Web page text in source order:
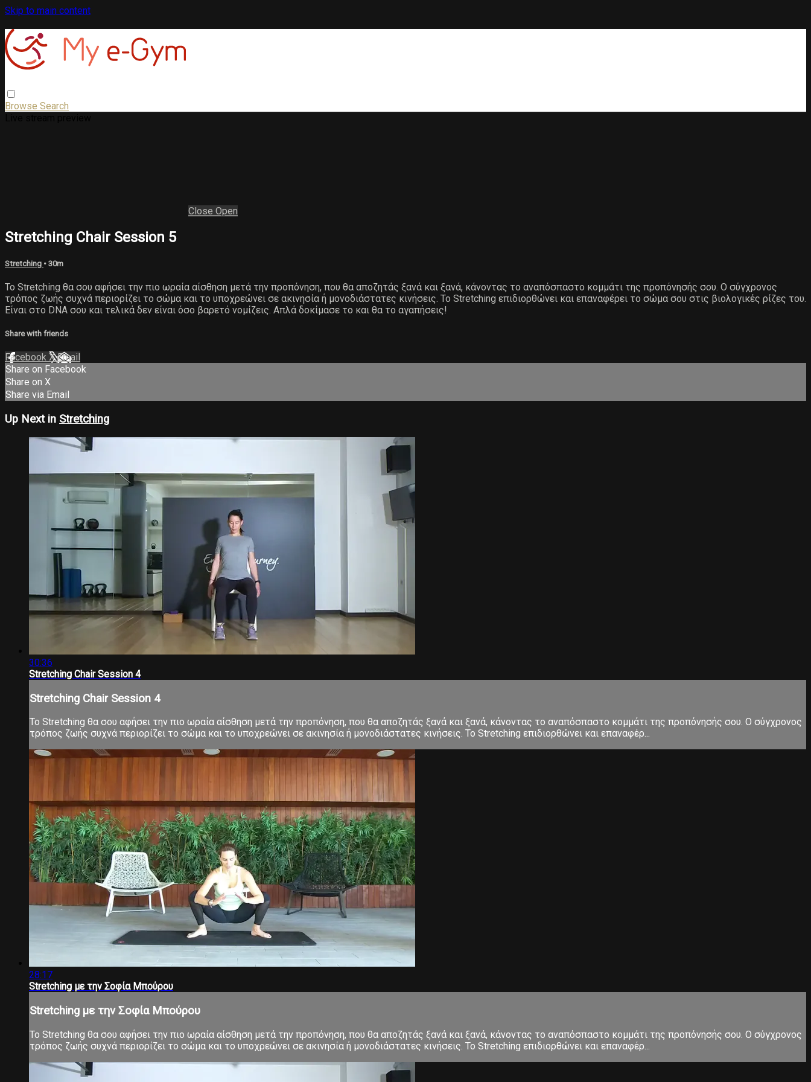
Skip to main content
Browse Search
Close Open
Stretching Chair Session 5
Stretching • 30m
Το Stretching θα σου αφήσει την πιο ωραία αίσθηση μετά την προπόνηση, που θα αποζητάς ξανά και ξανά, κάνοντας το αναπόσπαστο κομμάτι της προπόνησής σου. Ο σύγχρονος
τρόπος ζωής συχνά περιορίζει το σώμα και το υποχρεώνει σε ακινησία ή μονοδιάστατες κινήσεις. Το Stretching επιδιορθώνει και επαναφέρει το σώμα σου στις βιολογικές ρίζες του.
Είναι στο DNA σου και τελικά δεν είναι όσο βαρετό νομίζεις. Απλά δοκίμασε το και θα το αγαπήσεις!
Share with friends
Facebook XEmail
Share on Facebook
Share on X
Share via Email
Up Next in Stretching
30:36
Stretching Chair Session 4
Stretching Chair Session 4
Το Stretching θα σου αφήσει την πιο ωραία αίσθηση μετά την προπόνηση, που θα αποζητάς ξανά και ξανά, κάνοντας το αναπόσπαστο κομμάτι της προπόνησής σου. Ο σύγχρονος
τρόπος ζωής συχνά περιορίζει το σώμα και το υποχρεώνει σε ακινησία ή μονοδιάστατες κινήσεις. Το Stretching επιδιορθώνει και επαναφέρ...
28:17
Stretching με την Σοφία Μπούρου
Stretching με την Σοφία Μπούρου
Το Stretching θα σου αφήσει την πιο ωραία αίσθηση μετά την προπόνηση, που θα αποζητάς ξανά και ξανά, κάνοντας το αναπόσπαστο κομμάτι της προπόνησής σου. Ο σύγχρονος
τρόπος ζωής συχνά περιορίζει το σώμα και το υποχρεώνει σε ακινησία ή μονοδιάστατες κινήσεις. Το Stretching επιδιορθώνει και επαναφέρ...